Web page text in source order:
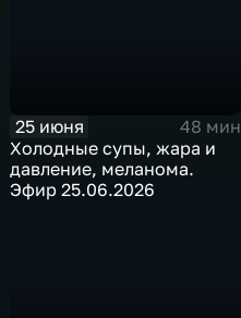
25 июня
48 мин
Холодные супы, жара и
давление, меланома.
Эфир 25.06.2026